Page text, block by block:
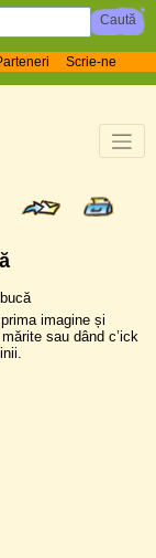
Scrie-ne
imagine și
sau dând c’ick